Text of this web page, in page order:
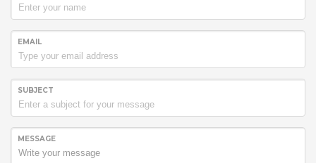
EMAIL
SUBJECT
MESSAGE